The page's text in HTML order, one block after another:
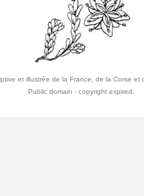
et illustrée de la France, de la Corse
Public domain - copyright expired.